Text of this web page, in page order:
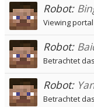
Robot:
Viewing portal
Robot:
Betrachtet
Robot:
Betrachtet